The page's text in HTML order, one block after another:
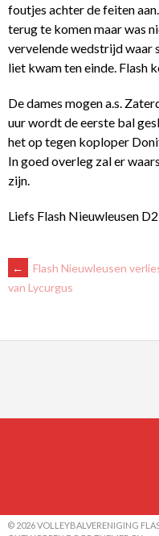
foutjes achter de feiten
terug te komen maar was
vervelende wedstrijd
liet kwam ten einde. Flash
De dames mogen a.s.
uur wordt de eerste bal
het op tegen koploper
In goed overleg zal er
zijn.
Liefs Flash Nieuwleusen D2
←
Flash Nieuwleusen
van Lycurgus
© 2026 VOLLEYBALVERENIGING